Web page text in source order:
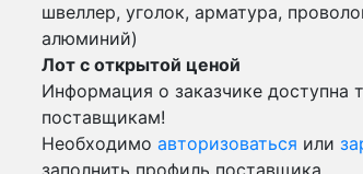
швеллер, уголок, арматура,
алюминий)
Лот с открытой ценой
Информация о заказчике доступна
поставщикам!
Необходимо авторизоваться или
заполнить профиль поставщика.